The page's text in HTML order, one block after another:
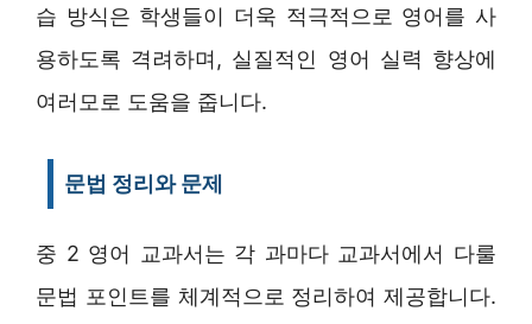
습 방식은 학생들이 더욱 적극적으로 영어를 사
용하도록 격려하며, 실질적인 영어 실력 향상에
여러모로 도움을 줍니다.
문법 정리와 문제
중 2 영어 교과서는 각 과마다 교과서에서 다룰
문법 포인트를 체계적으로 정리하여 제공합니다.